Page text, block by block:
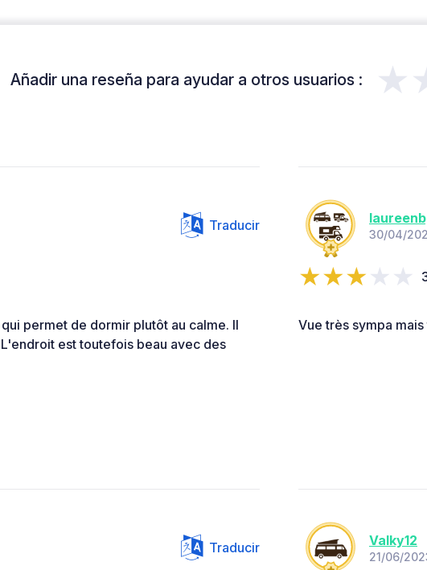
Añadir una reseña para ayudar a otros usuarios :
Traducir
permet de dormir plutôt au calme. Il
est toutefois beau avec des
30/04/
Vue très sympa
Traducir Valky12
21/06/